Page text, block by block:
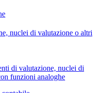
nuclei di valutazione o altri
di valutazione, nuclei di
funzioni analoghe